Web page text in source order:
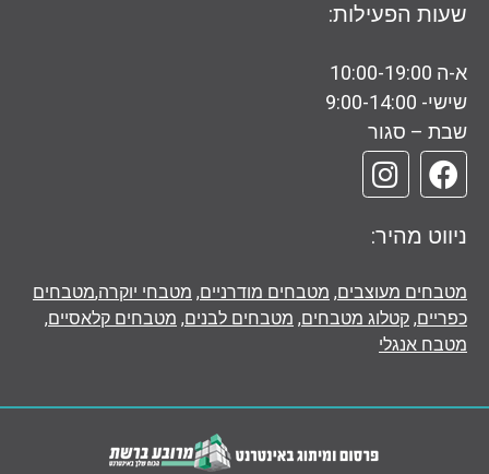
שעות הפעילות:
א-ה 10:00-19:00
שישי- 9:00-14:00
שבת – סגור
ניווט מהיר:
מטבחים מעוצבים, מטבחים מודרניים, מטבחי יוקרה,מטבחים
כפריים, קטלוג מטבחים, מטבחים לבנים, מטבחים קלאסיים,
מטבח אנגלי